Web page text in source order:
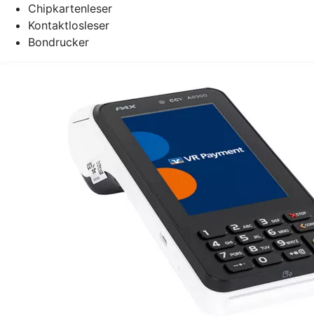
Chipkartenleser
Kontaktlosleser
Bondrucker